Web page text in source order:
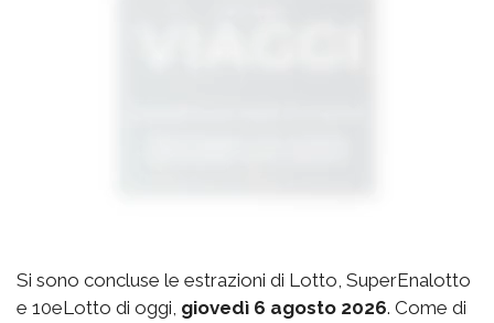
Si sono concluse le estrazioni di Lotto, SuperEnalotto
e 10eLotto di oggi, giovedì 6 agosto 2026. Come di